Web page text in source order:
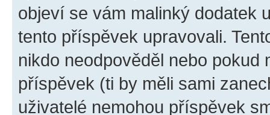
objeví se vám malinký dodatek
tento příspěvek upravovali.
nikdo neodpověděl nebo pokud
příspěvek (ti by měli sami
uživatelé nemohou příspěvek